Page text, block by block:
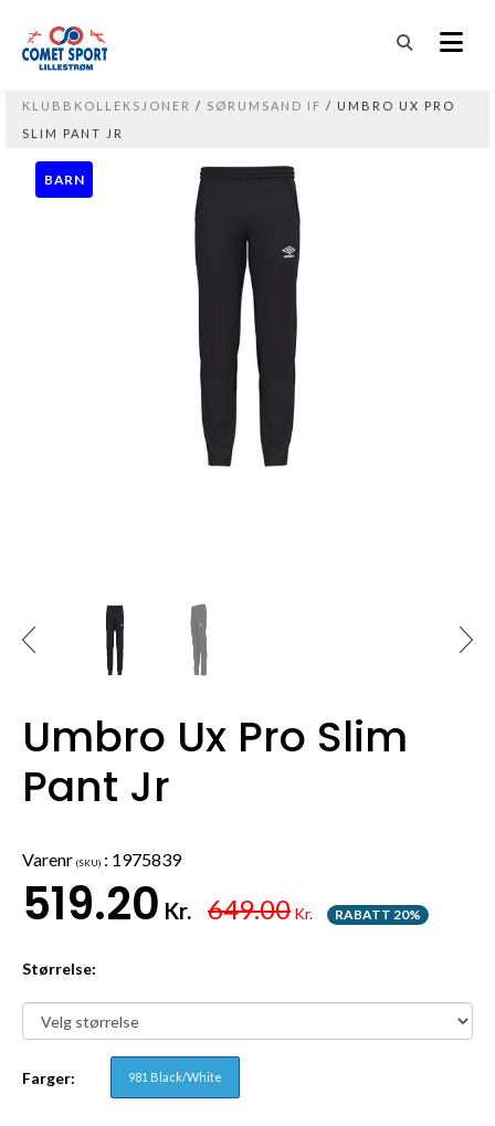
KLUBBKOLLEKSJONER / SØRUMSAND IF / UMBRO UX PRO
SLIM PANT JR
BARN
Umbro Ux Pro Slim
Pant Jr
Varenr (SKU) : 1975839
519.20 Kr. 649.00 Kr. RABATT 20%
Størrelse:
Farger: 981 Black/White